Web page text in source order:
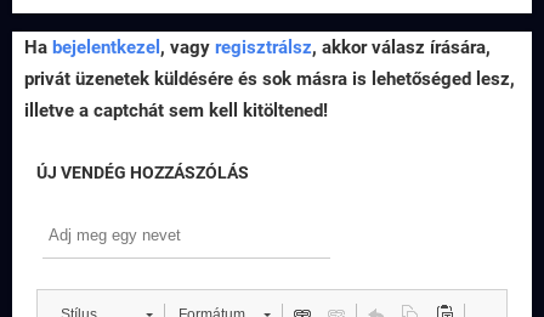
Ha bejelentkezel , vagy regisztrálsz, akkor válasz írására,
privát üzenetek küldésére és sok másra is lehetőséged lesz,
illetve a captchát sem kell kitöltened!
ÚJ VENDÉG HOZZÁSZÓLÁS